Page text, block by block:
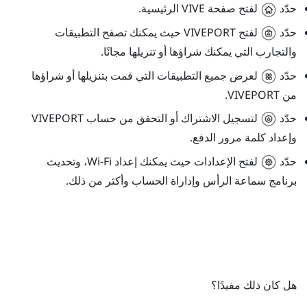
حدّد
لفتح صفحة VIVE الرئيسية.
حدّد
لفتح VIVEPORT حيث يمكنك تصفح التطبيقات
والتجارب التي يمكنك شراؤها أو تنزيلها مجانًا.
حدّد
لعرض جميع التطبيقات التي قمت بتنزيلها أو شراؤها
من VIVEPORT
.
حدّد
لتسجيل الاشتراك أو التحقق من حساب VIVEPORT
وإعداد كلمة مرور الدفع.
حدّد
لفتح الإعدادات حيث يمكنك إعداد Wi‍-Fi، وتحديث
برنامج سماعة الرأس وإداراة الحساب وأكثر من ذلك.
هل كان ذلك مفيدًا؟